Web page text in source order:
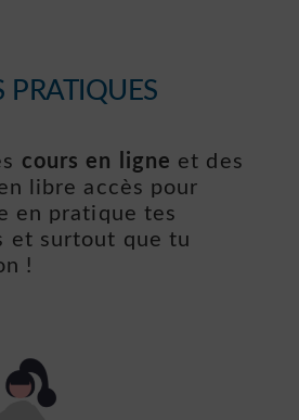
PRATIQUES
cours en ligne et des
libre accès pour
en pratique tes
et surtout que tu
!